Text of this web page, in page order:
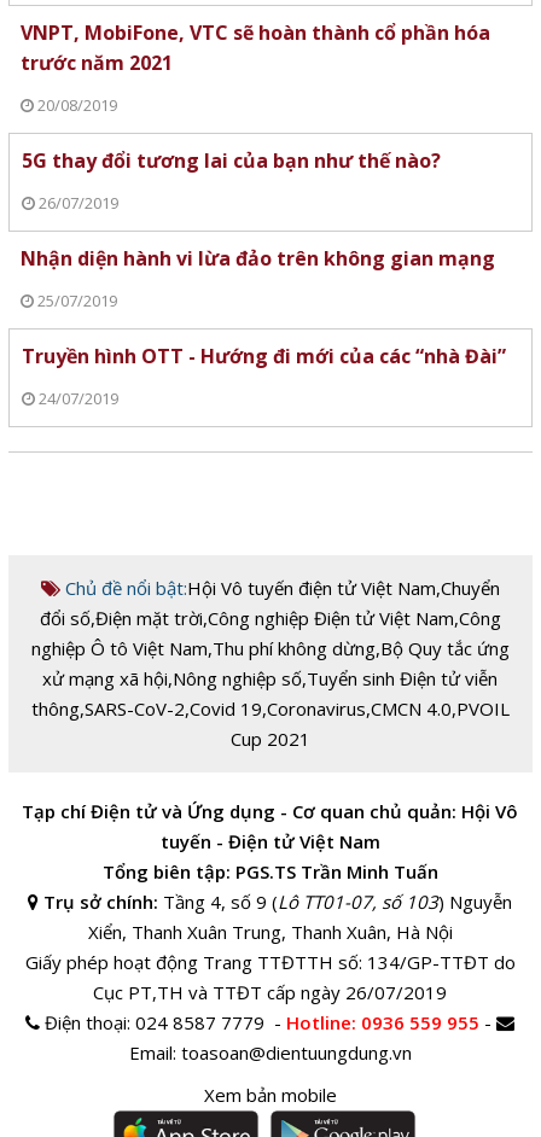
VNPT, MobiFone, VTC sẽ hoàn thành cổ phần hóa
trước năm 2021
20/08/2019
5G thay đổi tương lai của bạn như thế nào?
26/07/2019
Nhận diện hành vi lừa đảo trên không gian mạng
25/07/2019
Truyền hình OTT - Hướng đi mới của các “nhà Đài”
24/07/2019
Chủ đề nổi bật:Hội Vô tuyến điện tử Việt Nam,Chuyển
đổi số,Điện mặt trời,Công nghiệp Điện tử Việt Nam,Công
nghiệp Ô tô Việt Nam,Thu phí không dừng,Bộ Quy tắc ứng
xử mạng xã hội,Nông nghiệp số,Tuyển sinh Điện tử viễn
thông,SARS-CoV-2,Covid 19,Coronavirus,CMCN 4.0,PVOIL
Cup 2021
Tạp chí Điện tử và Ứng dụng - Cơ quan chủ quản: Hội Vô
tuyến - Điện tử Việt Nam
Tổng biên tập: PGS.TS Trần Minh Tuấn
Trụ sở chính: Tầng 4, số 9 (Lô TT01-07, số 103) Nguyễn
Xiển, Thanh Xuân Trung, Thanh Xuân, Hà Nội
Giấy phép hoạt động Trang TTĐTTH số: 134/GP-TTĐT do
Cục PT,TH và TTĐT cấp ngày 26/07/2019
Điện thoại:024 8587 7779 - Hotline: 0936 559 955 -
Email: toasoan@dientuungdung.vn
Xem bản mobile